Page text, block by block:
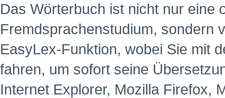
Das Wörterbuch ist nicht nur eine
Fremdsprachenstudium, sondern
EasyLex-Funktion, wobei Sie mit
fahren, um sofort seine
Internet Explorer, Mozilla Firefox,